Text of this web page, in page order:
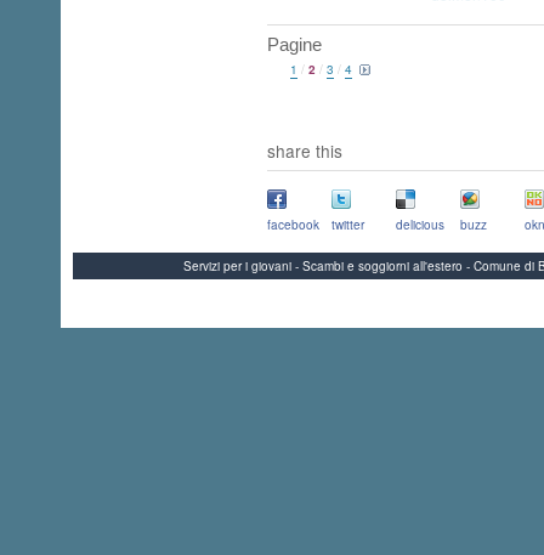
Pagine
1 / 2 / 3 / 4
share this
facebook twitter delicious buzz
Servizi per i giovani - Scambi e soggiorni all'estero - Comune